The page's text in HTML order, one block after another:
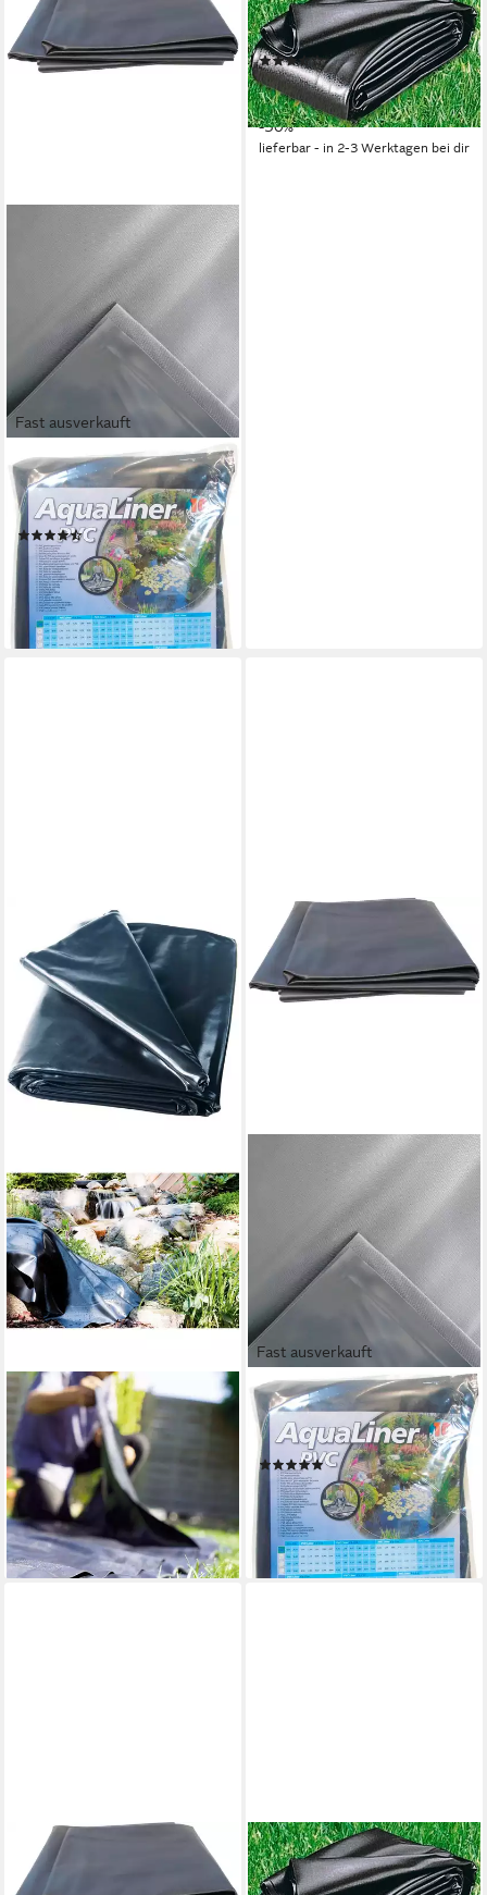
Fast ausverkauft
UBBINK
Teichfolie Aqualiner, 0,5 mm
Stärke, BxL: 600x500 cm
(3)
99,99 € UVP127,45 €
(3,33 €/ 1 qm)
-22%
lieferbar - in 3-4 Werktagen bei dir
Teichfolie AquaLiner 1 mm, 1
mm Stärke
(3)
333,15 € UVP479,00 €
(6,94 €/ 1 qm)
-30%
lieferbar - in 2-3 Werktagen bei dir
HEISSNER
Teichfolie Heissner Teichfolie
PVC schwarz, Stärke 1,00
mm -, 1 mm Stärke, (1-St)
ab 45,69 €
lieferbar - in 3-4 Werktagen bei dir
Fast ausverkauft
UBBINK
Teichfolie Aqualiner, 1 mm
Stärke, BxL: 600x500 cm
(1)
199,99 € UVP279,00 €
(6,67 €/ 1 qm)
-28%
lieferbar - in 2-3 Werktagen bei dir
UBBINK
Teichfolie AquaLiner 1 mm, 1